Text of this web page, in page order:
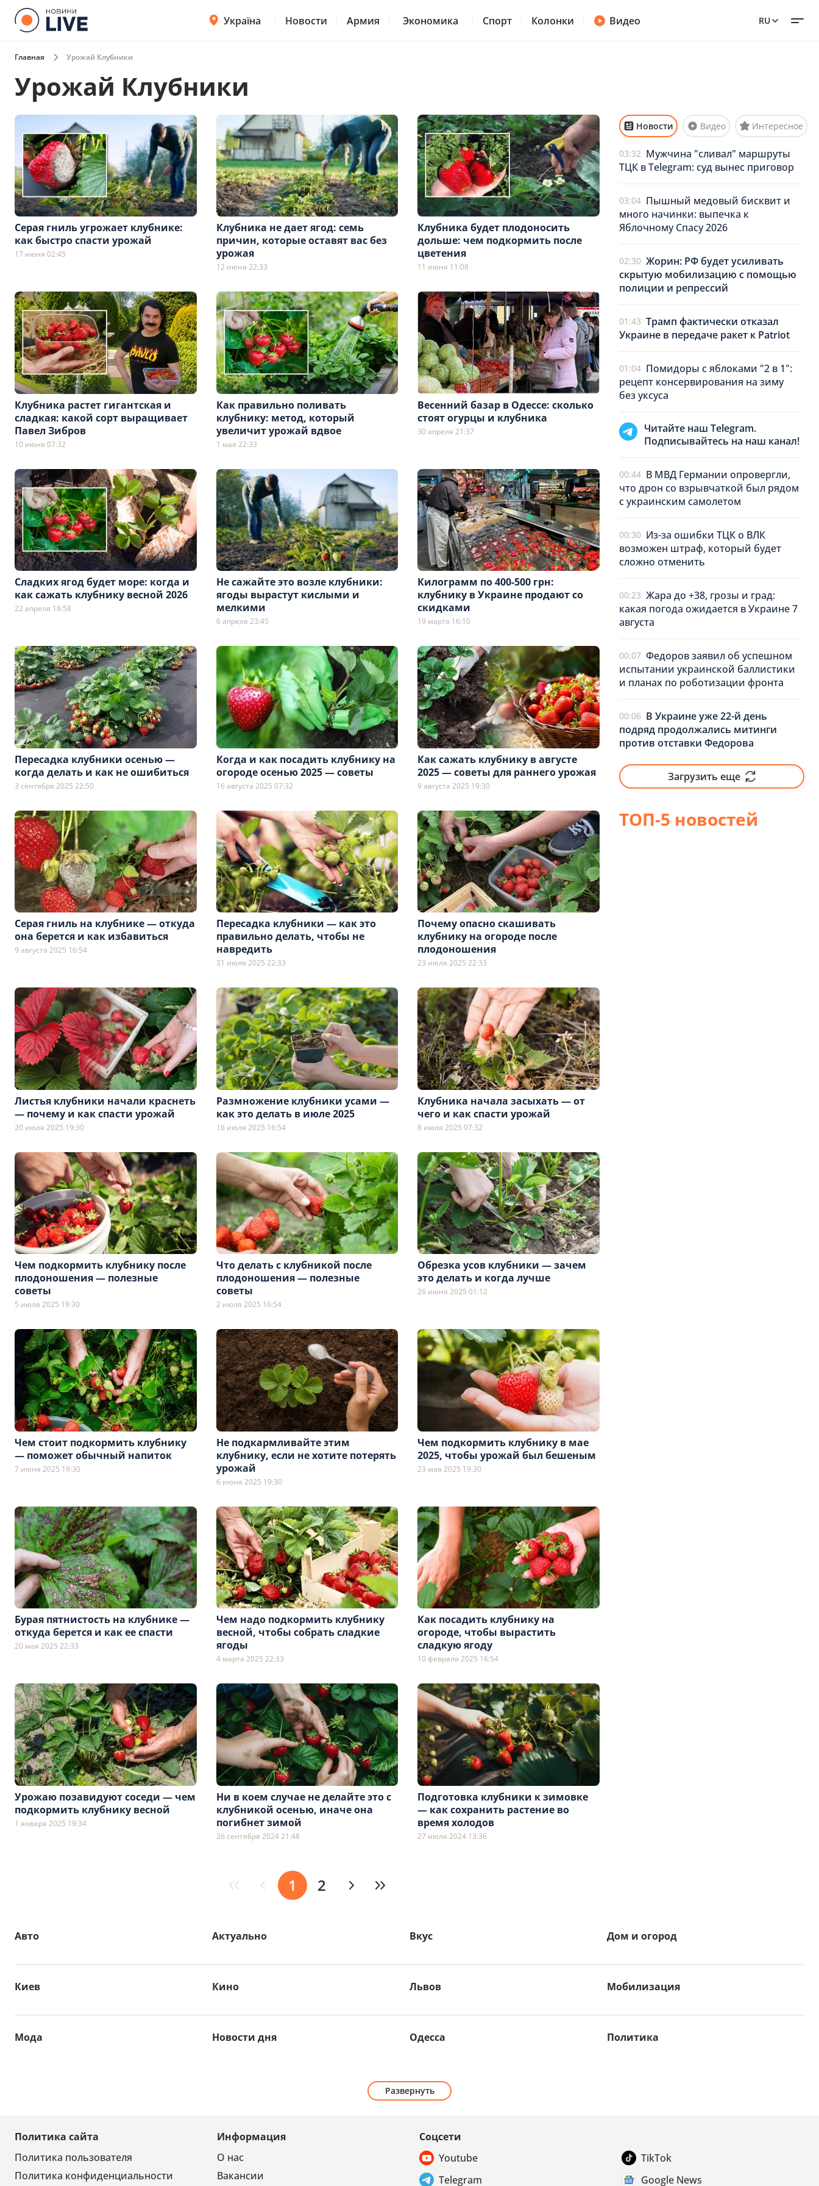
Україна Новости Армия Экономика Спорт Колонки Видео RU
Главная Урожай Клубники
Урожай Клубники
Серая гниль угрожает клубнике:
как быстро спасти урожай
17 июня 02:45
Клубника не дает ягод: семь
причин, которые оставят вас без
урожая
12 июня 22:33
Клубника будет плодоносить
дольше: чем подкормить после
цветения
11 июня 11:08
Клубника растет гигантская и
сладкая: какой сорт выращивает
Павел Зибров
10 июня 07:32
Как правильно поливать
клубнику: метод, который
увеличит урожай вдвое
1 мая 22:33
Весенний базар в Одессе: сколько
стоят огурцы и клубника
30 апреля 21:37
Сладких ягод будет море: когда и
как сажать клубнику весной 2026
22 апреля 18:58
Не сажайте это возле клубники:
ягоды вырастут кислыми и
мелкими
6 апреля 23:45
Килограмм по 400-500 грн:
клубнику в Украине продают со
скидками
19 марта 16:10
Пересадка клубники осенью —
когда делать и как не ошибиться
3 сентября 2025 22:50
Когда и как посадить клубнику на
огороде осенью 2025 — советы
16 августа 2025 07:32
Как сажать клубнику в августе
2025 — советы для раннего урожая
9 августа 2025 19:30
Серая гниль на клубнике — откуда
она берется и как избавиться
9 августа 2025 16:54
Пересадка клубники — как это
правильно делать, чтобы не
навредить
31 июля 2025 22:33
Почему опасно скашивать
клубнику на огороде после
плодоношения
23 июля 2025 22:33
Листья клубники начали краснеть
— почему и как спасти урожай
20 июля 2025 19:30
Размножение клубники усами —
как это делать в июле 2025
16 июля 2025 16:54
Клубника начала засыхать — от
чего и как спасти урожай
8 июля 2025 07:32
Чем подкормить клубнику после
плодоношения — полезные
советы
5 июля 2025 19:30
Что делать с клубникой после
плодоношения — полезные
советы
2 июля 2025 16:54
Обрезка усов клубники — зачем
это делать и когда лучше
26 июня 2025 01:12
Чем стоит подкормить клубнику
— поможет обычный напиток
7 июня 2025 19:30
Не подкармливайте этим
клубнику, если не хотите потерять
урожай
6 июня 2025 19:30
Чем подкормить клубнику в мае
2025, чтобы урожай был бешеным
23 мая 2025 19:30
Бурая пятнистость на клубнике —
откуда берется и как ее спасти
20 мая 2025 22:33
Чем надо подкормить клубнику
весной, чтобы собрать сладкие
ягоды
4 марта 2025 22:33
Как посадить клубнику на
огороде, чтобы вырастить
сладкую ягоду
10 февраля 2025 16:54
Урожаю позавидуют соседи — чем
подкормить клубнику весной
1 января 2025 19:34
Ни в коем случае не делайте это с
клубникой осенью, иначе она
погибнет зимой
26 сентября 2024 21:48
Подготовка клубники к зимовке
— как сохранить растение во
время холодов
27 июля 2024 13:36
1 2
Новости Видео Интересное
03:32 Мужчина "сливал" маршруты
ТЦК в Telegram: суд вынес приговор
03:04 Пышный медовый бисквит и
много начинки: выпечка к
Яблочному Спасу 2026
02:30 Жорин: РФ будет усиливать
скрытую мобилизацию с помощью
полиции и репрессий
01:43 Трамп фактически отказал
Украине в передаче ракет к Patriot
01:04 Помидоры с яблоками "2 в 1":
рецепт консервирования на зиму
без уксуса
Читайте наш Telegram.
Подписывайтесь на наш канал!
00:44 В МВД Германии опровергли,
что дрон со взрывчаткой был рядом
с украинским самолетом
00:30 Из-за ошибки ТЦК о ВЛК
возможен штраф, который будет
сложно отменить
00:23 Жара до +38, грозы и град:
какая погода ожидается в Украине 7
августа
00:07 Федоров заявил об успешном
испытании украинской баллистики
и планах по роботизации фронта
00:06 В Украине уже 22-й день
подряд продолжались митинги
против отставки Федорова
Загрузить еще
ТОП-5 новостей
Авто Актуально Вкус Дом и огород
Киев Кино Львов Мобилизация
Мода Новости дня Одесса Политика
Развернуть
Политика сайта
Политика пользователя
Политика конфиденциальности
Информация
О нас
Вакансии
Соцсети
Youtube
TikTok
Telegram
Google News